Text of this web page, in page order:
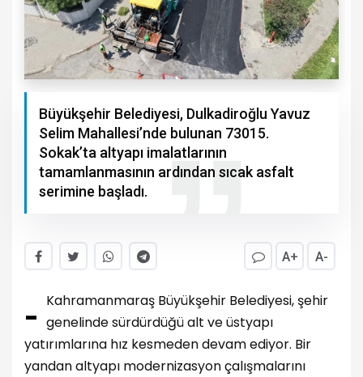
Büyükşehir Belediyesi, Dulkadiroğlu Yavuz
Selim Mahallesi’nde bulunan 73015.
Sokak’ta altyapı imalatlarının
tamamlanmasının ardından sıcak asfalt
serimine başladı.
A+ A-
- Kahramanmaraş Büyükşehir Belediyesi, şehir
genelinde sürdürdüğü alt ve üstyapı
yatırımlarına hız kesmeden devam ediyor. Bir
yandan altyapı modernizasyon çalışmalarını